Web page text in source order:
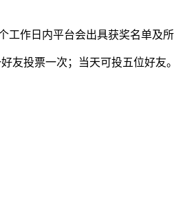
作日内平台会出具获奖名单及所
友投票一次；当天可投五位好友。